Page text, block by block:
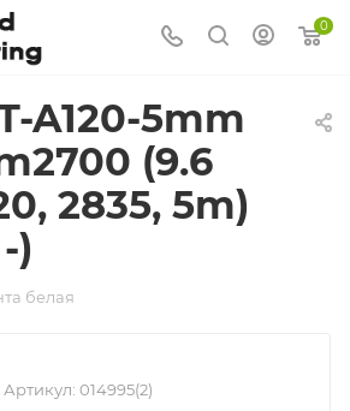
0
A120-5mm
(9.6
2835, 5m)
)
белая
Артикул: 014995(2)